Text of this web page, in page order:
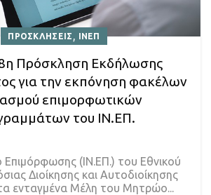
ΠΡΟΣΚΛΗΣΕΙΣ , ΙΝΕΠ
Πρόσκληση Εκδήλωσης
για την εκπόνηση φακέλων
επιμορφωτικών
του ΙΝ.ΕΠ.
Επιμόρφωσης (ΙΝ.ΕΠ.) του Εθνικού
Διοίκησης και Αυτοδιοίκησης
ενταγμένα Μέλη του Μητρώο...